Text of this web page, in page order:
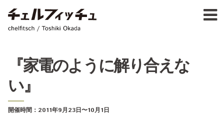
chelfitsch / toshiki okada
Ja
『家電のように解り合えな
い』
開催時間： 2011年9月23日〜10月1日